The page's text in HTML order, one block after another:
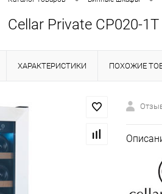
Cellar Private CP020-1T
ХАРАКТЕРИСТИКИ ПОХОЖИЕ